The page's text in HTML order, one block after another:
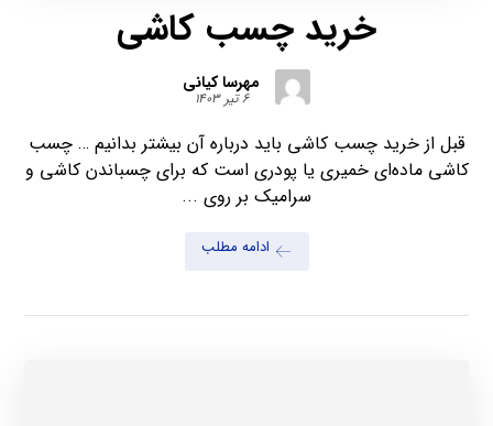
خرید چسب کاشی
مهرسا کیانی
۶ تیر ۱۴۰۳
قبل از خرید چسب کاشی باید درباره آن بیشتر بدانیم … چسب
کاشی ماده‌ای خمیری یا پودری است که برای چسباندن کاشی و
سرامیک بر روی ...
ادامه مطلب